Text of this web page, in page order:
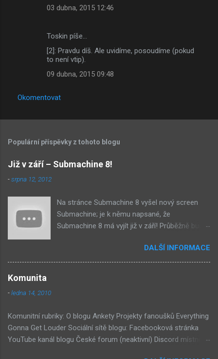
03 dubna, 2015 12:46
Toskin píše…
[2]: Pravdu díš. Ale uvidíme, posoudíme (pokud
to není vtip).
09 dubna, 2015 09:48
Okomentovat
Populární příspěvky z tohoto blogu
Již v září – Submachine 8!
-srpna 12, 2012
Na stránce Submachine 8 vyšel nový screen
Submachine; je k němu napsané, že
Submachine 8 má vyjít již v září! Průběžně budu
zveřejněný materiál ze Submachine 8. Zvukové
pozadí menu. První screen, který se na stránce
v DaymareTown 1 ( stránka sub8 ) Screen, který
se objevil jako ikona her na PastelPortal.com,
vypadá to snad že vystoupíme z Liziny lodi,
DALŠÍ INFORMACE
Komunita
-ledna 14, 2010
Komunitní rubriky: O blogu Ankety Projekty fanoušků Everything
Gonna Get Louder Sociální sítě blogu: Facebooková stránka
YouTube kanál blogu České forum (neaktivní) Discord místnost